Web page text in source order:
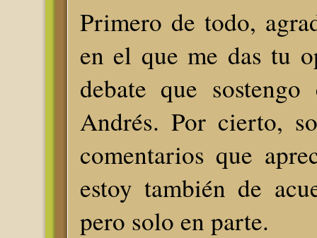
Primero de todo,
en el que me das tu
debate que
Andrés. Por cierto,
comentarios que
estoy también de
pero solo en parte.